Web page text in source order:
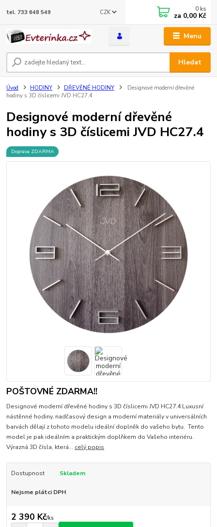
Menu
CZK
Hledat
tel. 733 648 549 0 ks
za 0,00 Kč
Úvod HODINY DŘEVĚNÉ HODINY
Designové moderní dřevěné
hodiny s 3D číslicemi JVD HC27.4
Designové moderní dřevěné
hodiny s 3D číslicemi JVD HC27.4
Doprava ZDARMA
POŠTOVNÉ ZDARMA!!
Designové moderní dřevěné hodiny s 3D číslicemi JVD HC27.4 Luxusní
nástěnné hodiny, nadčasový design a moderní materiály v universálních
barvách dělají z tohoto modelu ideální doplněk do vašeho bytu. Tento
model je pak ideálním a praktickým doplňkem do Vašeho interiéru.
Výrazná 3D čísla, která... celý popis
Dostupnost Skladem
Nejsme plátci DPH
2 390 Kč/ks